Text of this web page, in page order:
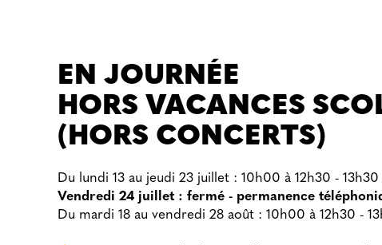
EN JOURNÉE
HORS VACANCES
(HORS CONCERTS)
Du lundi 13 au jeudi 23 juillet : 10h00 à 12h30 - 13h30
Vendredi 24 juillet : fermé - permanence
Du mardi 18 au vendredi 28 août : 10h00 à 12h30 -